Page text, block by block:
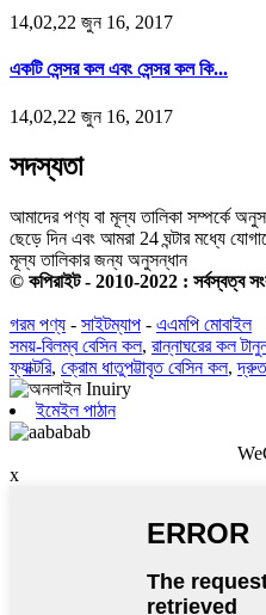
14,02,22 জুন 16, 2017
একটি সেন্সর কল এবং সেন্সর কল কি...
14,02,22 জুন 16, 2017
সদস্যতা
আমাদের পণ্য বা মূল্য তালিকা সম্পর্কে
ছেড়ে দিন এবং আমরা 24 ঘন্টার মধ্যে
মূল্য তালিকার জন্য অনুসন্ধান
© কপিরাইট - 2010-2022 : সর্বস্বত্ব
গরম পণ্য - সাইটম্যাপ - এএমপি মোবাইল
সময়-বিলম্ব বেসিন কল, রান্নাঘরের কল
ফ্যাক্টরি, ক্রোম ধাতুপট্টাবৃত বেসিন কল,
ইমেইল পাঠান
x